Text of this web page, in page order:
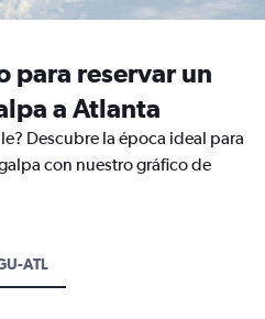
para reservar un
a Atlanta
Descubre la época ideal para
con nuestro gráfico de
ATL